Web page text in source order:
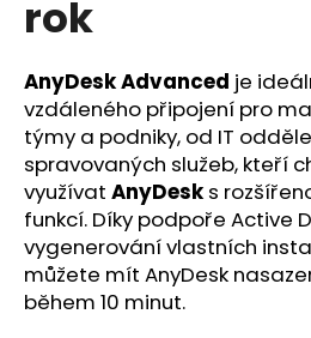
rok
AnyDesk Advanced je
vzdáleného připojení pro
týmy a podniky, od IT
spravovaných služeb, kteří
využívat AnyDesk s
funkcí. Díky podpoře Active
vygenerování vlastních
můžete mít AnyDesk
během 10 minut.
a
í
t
?
HLEDAT